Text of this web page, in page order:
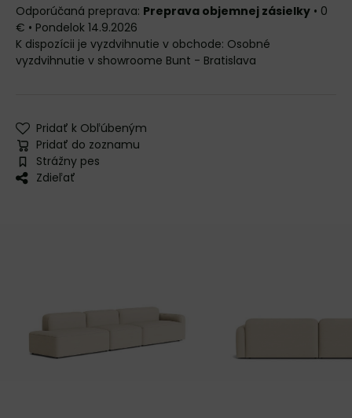
Preprava objemnej zásielky • 0
€ • Pondelok 14.9.2026
Osobné
vyzdvihnutie v showroome Bunt - Bratislava
Pridať k Obľúbeným
Pridať do zoznamu
Strážny pes
Zdieľať